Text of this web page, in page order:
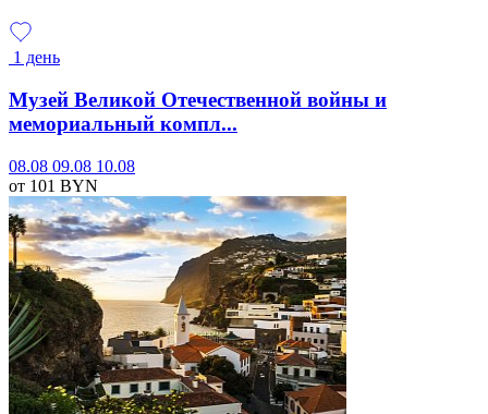
1 день
Музей Великой Отечественной войны и
мемориальный компл...
08.08 09.08 10.08
от 101 BYN